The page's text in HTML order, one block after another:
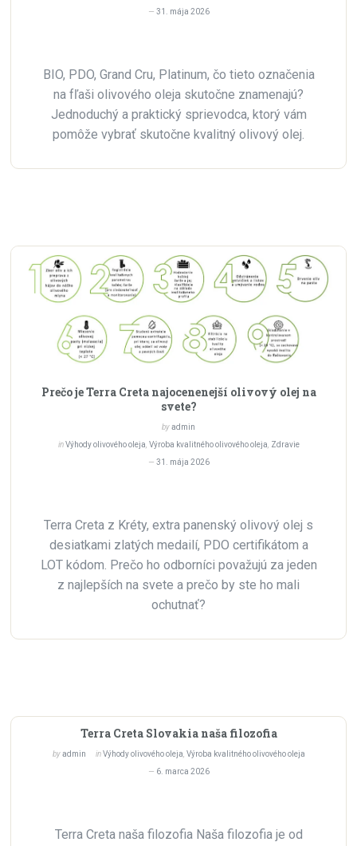
31. mája 2026
BIO, PDO, Grand Cru, Platinum, čo tieto označenia
na fľaši olivového oleja skutočne znamenajú?
Jednoduchý a praktický sprievodca, ktorý vám
pomôže vybrať skutočne kvalitný olivový olej.
Prečo je Terra Creta najocenenejší olivový olej na
svete?
byadmin
inVýhody olivového oleja, Výroba kvalitného olivového oleja, Zdravie
31. mája 2026
Terra Creta z Kréty, extra panenský olivový olej s
desiatkami zlatých medailí, PDO certifikátom a
LOT kódom. Prečo ho odborníci považujú za jeden
z najlepších na svete a prečo by ste ho mali
ochutnať?
Terra Creta Slovakia naša filozofia
byadmin inVýhody olivového oleja, Výroba kvalitného olivového oleja
6. marca 2026
Terra Creta naša filozofia Naša filozofia je od